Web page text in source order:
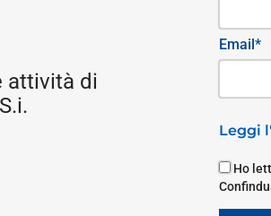
attività di
Email*
Leggi
Ho